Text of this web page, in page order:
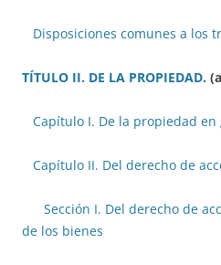
Disposiciones comunes a los
TÍTULO II. DE LA PROPIEDAD.
Capítulo I. De la propiedad en
Capítulo II. Del derecho de
Sección I. Del derecho de
de los bienes